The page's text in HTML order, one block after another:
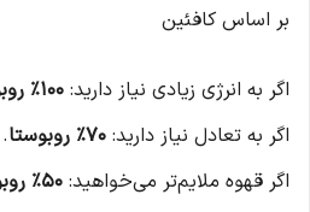
بر اساس کافئین
اگر به انرژی زیادی نیاز دارید: 100% روبوستا یا 80% روبوستا
اگر به تعادل نیاز دارید: 70% روبوستا
.
اگر قهوه ملایم‌تر می‌خواهید: 50% روبوستا یا 80% عربیکا